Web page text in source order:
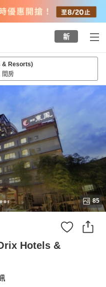
新
& Resorts)
間房
85
Hotels &